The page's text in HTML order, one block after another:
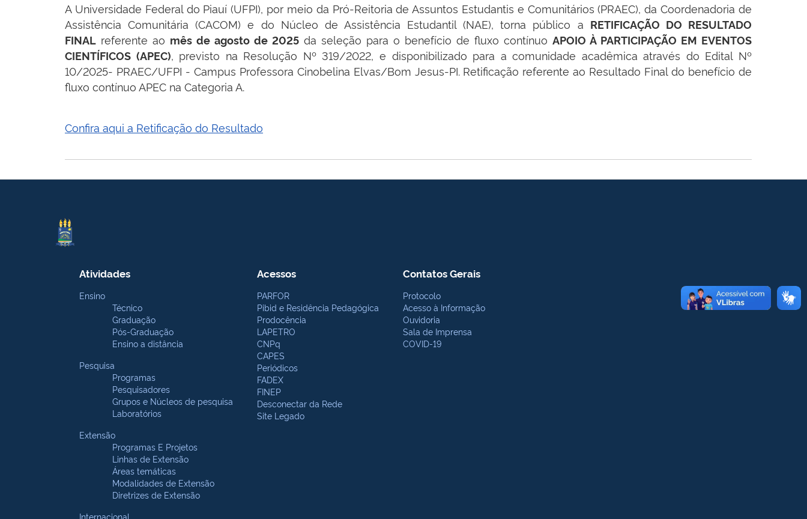
A Universidade Federal do Piauí (UFPI), por meio da Pró-Reitoria de Assuntos Estudantis e Comunitários (PRAEC), da Coordenadoria de
Assistência Comunitária (CACOM) e do Núcleo de Assistência Estudantil (NAE), torna público a RETIFICAÇÃO DO RESULTADO
FINAL referente ao mês de agosto de 2025 da seleção para o benefício de fluxo contínuo APOIO À PARTICIPAÇÃO EM EVENTOS
CIENTÍFICOS (APEC), previsto na Resolução Nº 319/2022, e disponibilizado para a comunidade acadêmica através do Edital Nº
10/2025- PRAEC/UFPI - Campus Professora Cinobelina Elvas/Bom Jesus-PI. Retificação referente ao Resultado Final do benefício de
fluxo contínuo APEC na Categoria A.
Confira aqui a Retificação do Resultado
Atividades
Ensino
Técnico
Graduação
Pós-Graduação
Ensino a distância
Pesquisa
Programas
Pesquisadores
Grupos e Núcleos de pesquisa
Laboratórios
Extensão
Programas E Projetos
Linhas de Extensão
Áreas temáticas
Modalidades de Extensão
Diretrizes de Extensão
Internacional
Acessos
PARFOR
Pibid e Residência Pedagógica
Prodocência
LAPETRO
CNPq
CAPES
Periódicos
FADEX
FINEP
Desconectar da Rede
Site Legado
Contatos Gerais
Protocolo
Acesso à Informação
Ouvidoria
Sala de Imprensa
COVID-19